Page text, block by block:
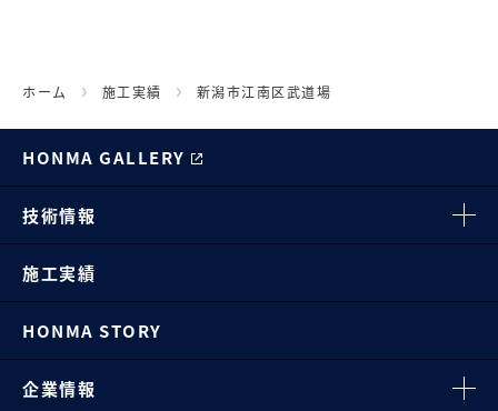
ホーム 施工実績 新潟市江南区武道場
HONMA GALLERY
技術情報
施工実績
HONMA STORY
企業情報